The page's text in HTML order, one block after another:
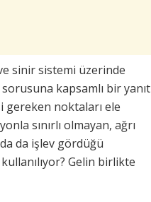
sinir sistemi üzerinde
kapsamlı bir yanıt
gereken noktaları ele
sınırlı olmayan, ağrı
da işlev gördüğü
Gelin birlikte